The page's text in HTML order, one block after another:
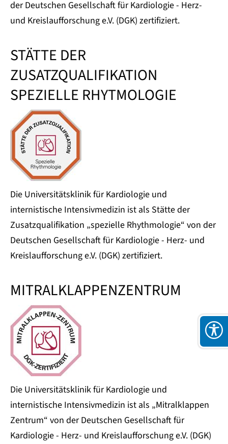
der Deutschen Gesellschaft für Kardiologie - Herz-
und Kreislaufforschung e.V. (DGK) zertifiziert.
STÄTTE DER
ZUSATZQUALIFIKATION
SPEZIELLE RHYTMOLOGIE
Die Universitätsklinik für Kardiologie und
internistische Intensivmedizin ist als Stätte der
Zusatzqualifikation „spezielle Rhythmologie“ von der
Deutschen Gesellschaft für Kardiologie - Herz- und
Kreislaufforschung e.V. (DGK) zertifiziert.
MITRALKLAPPENZENTRUM
Die Universitätsklinik für Kardiologie und
internistische Intensivmedizin ist als „Mitralklappen
Zentrum“ von der Deutschen Gesellschaft für
Kardiologie - Herz- und Kreislaufforschung e.V. (DGK)